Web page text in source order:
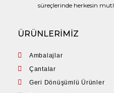
süreçlerinde herkesin
ÜRÜNLERİMİZ
Ambalajlar
Çantalar
Geri Dönüşümlü Ürünler